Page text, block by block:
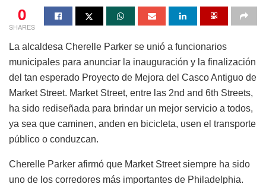
0
SHARES
La alcaldesa Cherelle Parker se unió a funcionarios
municipales para anunciar la inauguración y la finalización
del tan esperado Proyecto de Mejora del Casco Antiguo de
Market Street. Market Street, entre las 2nd and 6th Streets,
ha sido rediseñada para brindar un mejor servicio a todos,
ya sea que caminen, anden en bicicleta, usen el transporte
público o conduzcan.
Cherelle Parker afirmó que Market Street siempre ha sido
uno de los corredores más importantes de Philadelphia.